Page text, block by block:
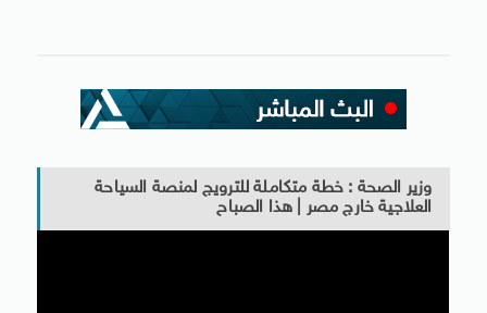
وزير الصحة : خطة متكاملة للترويج لمنصة السياحة
العلاجية خارج مصر | هذا الصباح